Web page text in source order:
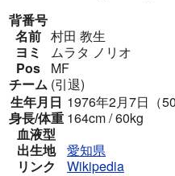
背番号
名前 村田 教生
ヨミ
ムラタ ノリオ
Pos
MF
チーム (引退)
生年月日 1976年2月7日（50
身長/体重 164cm / 60kg
血液型
出生地
愛知県
リンク
Wikipedia